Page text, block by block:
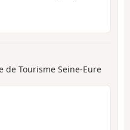
de Tourisme Seine-Eure